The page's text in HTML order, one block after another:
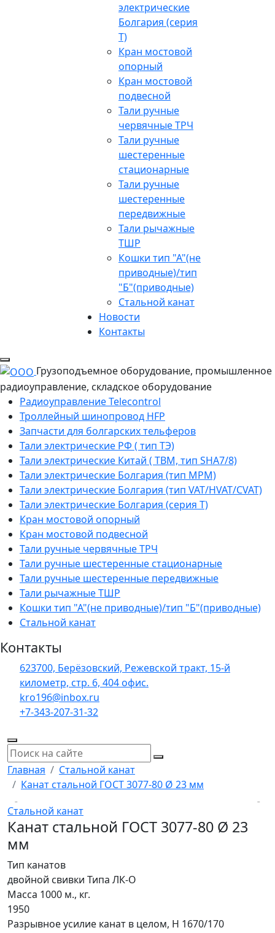
электрические
Болгария (серия
Т)
Кран мостовой
опорный
Кран мостовой
подвесной
Тали ручные
червячные ТРЧ
Тали ручные
шестеренные
стационарные
Тали ручные
шестеренные
передвижные
Тали рычажные
ТШР
Кошки тип "А"(не
приводные)/тип
"Б"(приводные)
Стальной канат
Новости
Контакты
Грузоподъемное оборудование, промышленное
радиоуправление, складское оборудование
Радиоуправление Telecontrol
Троллейный шинопровод HFP
Запчасти для болгарских тельферов
Тали электрические РФ ( тип ТЭ)
Тали электрические Китай ( TBM, тип SHA7/8)
Тали электрические Болгария (тип МРМ)
Тали электрические Болгария (тип VAT/HVAT/CVAT)
Тали электрические Болгария (серия Т)
Кран мостовой опорный
Кран мостовой подвесной
Тали ручные червячные ТРЧ
Тали ручные шестеренные стационарные
Тали ручные шестеренные передвижные
Тали рычажные ТШР
Кошки тип "А"(не приводные)/тип "Б"(приводные)
Стальной канат
Контакты
623700, Берёзовский, Режевской тракт, 15-й
километр, стр. 6, 404 офис.
kro196@inbox.ru
+7-343-207-31-32
Главная
Стальной канат
Канат стальной ГОСТ 3077-80 Ø 23 мм
Стальной канат
Канат стальной ГОСТ 3077-80 Ø 23
мм
Тип канатов
двойной свивки Типа ЛК-О
Масса 1000 м., кг.
1950
Разрывное усилие канат в целом, H 1670/170